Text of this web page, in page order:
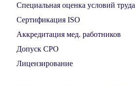
Специальная оценка условий труда
Сертификация ISO
Аккредитация мед. работников
Допуск СРО
Лицензирование